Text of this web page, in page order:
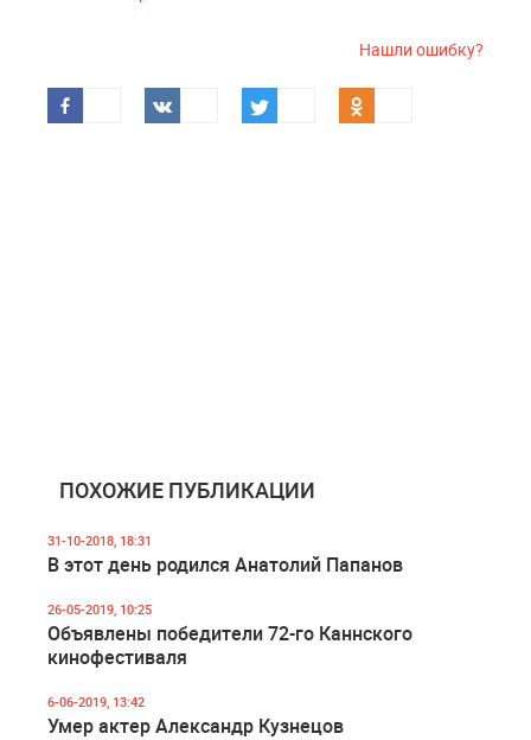
Нашли ошибку?
ПОХОЖИЕ ПУБЛИКАЦИИ
31-10-2018, 18:31
В этот день родился Анатолий Папанов
26-05-2019, 10:25
Объявлены победители 72-го Каннского
кинофестиваля
6-06-2019, 13:42
Умер актер Александр Кузнецов